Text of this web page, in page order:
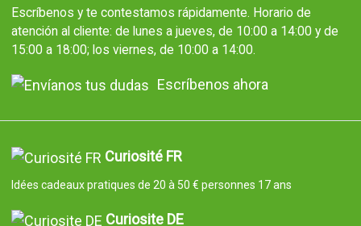
Escríbenos y te contestamos rápidamente. Horario de
atención al cliente: de lunes a jueves, de 10:00 a 14:00 y de
15:00 a 18:00; los viernes, de 10:00 a 14:00.
Escríbenos ahora
Curiosité FR
Idées cadeaux pratiques de 20 à 50 € personnes 17 ans
Curiosite DE